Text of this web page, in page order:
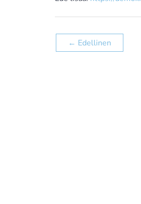
← Edellinen